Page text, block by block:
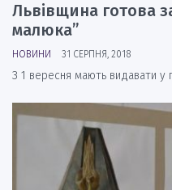
Львівщина готова
малюка”
НОВИНИ 31 СЕРПНЯ, 2018
З 1 вересня мають видавати у